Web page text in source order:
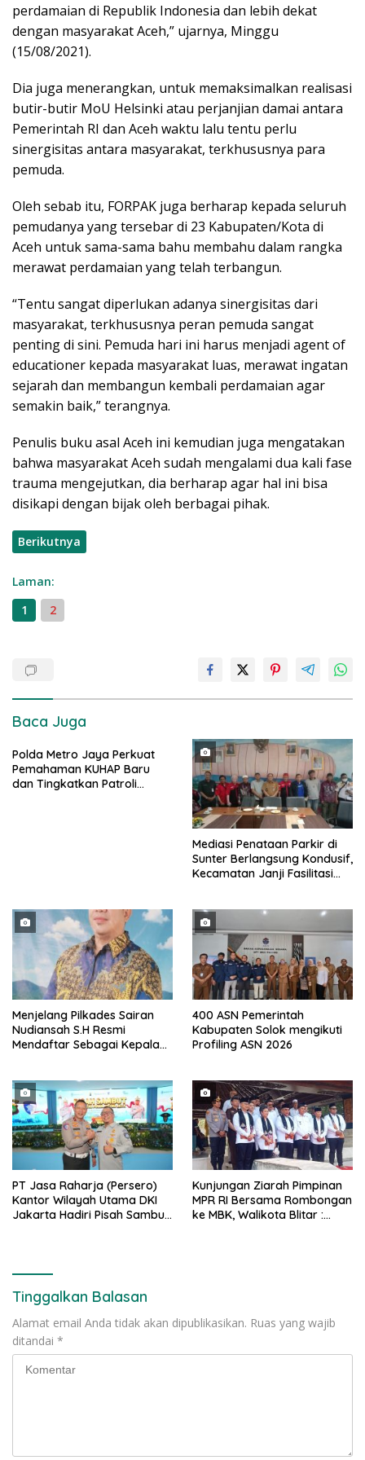
perdamaian di Republik Indonesia dan lebih dekat
dengan masyarakat Aceh,” ujarnya, Minggu
(15/08/2021).
Dia juga menerangkan, untuk memaksimalkan realisasi
butir-butir MoU Helsinki atau perjanjian damai antara
Pemerintah RI dan Aceh waktu lalu tentu perlu
sinergisitas antara masyarakat, terkhususnya para
pemuda.
Oleh sebab itu, FORPAK juga berharap kepada seluruh
pemudanya yang tersebar di 23 Kabupaten/Kota di
Aceh untuk sama-sama bahu membahu dalam rangka
merawat perdamaian yang telah terbangun.
“Tentu sangat diperlukan adanya sinergisitas dari
masyarakat, terkhususnya peran pemuda sangat
penting di sini. Pemuda hari ini harus menjadi agent of
educationer kepada masyarakat luas, merawat ingatan
sejarah dan membangun kembali perdamaian agar
semakin baik,” terangnya.
Penulis buku asal Aceh ini kemudian juga mengatakan
bahwa masyarakat Aceh sudah mengalami dua kali fase
trauma mengejutkan, dia berharap agar hal ini bisa
disikapi dengan bijak oleh berbagai pihak.
Berikutnya
Laman:
1
2
Baca Juga
Polda Metro Jaya Perkuat
Pemahaman KUHAP Baru
dan Tingkatkan Patroli
Mediasi Penataan Parkir di
Sunter Berlangsung Kondusif,
Kecamatan Janji Fasilitasi
Menjelang Pilkades Sairan
Nudiansah S.H Resmi
Mendaftar Sebagai Kepala
400 ASN Pemerintah
Kabupaten Solok mengikuti
Profiling ASN 2026
PT Jasa Raharja (Persero)
Kantor Wilayah Utama DKI
Jakarta Hadiri Pisah Sambut
Kunjungan Ziarah Pimpinan
MPR RI Bersama Rombongan
ke MBK, Walikota Blitar :
Tinggalkan Balasan
Alamat email Anda tidak akan dipublikasikan. Ruas yang wajib
ditandai *